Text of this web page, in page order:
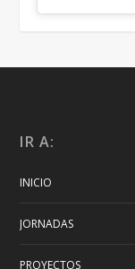
IR A:
INICIO
JORNADAS
PROYECTOS